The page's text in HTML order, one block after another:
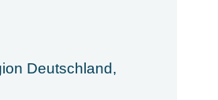
Deutschland,